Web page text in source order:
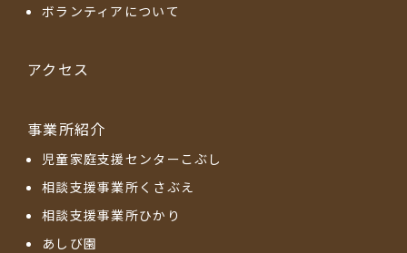
ボランティアについて
アクセス
事業所紹介
児童家庭支援センターこぶし
相談支援事業所くさぶえ
相談支援事業所ひかり
あしび園